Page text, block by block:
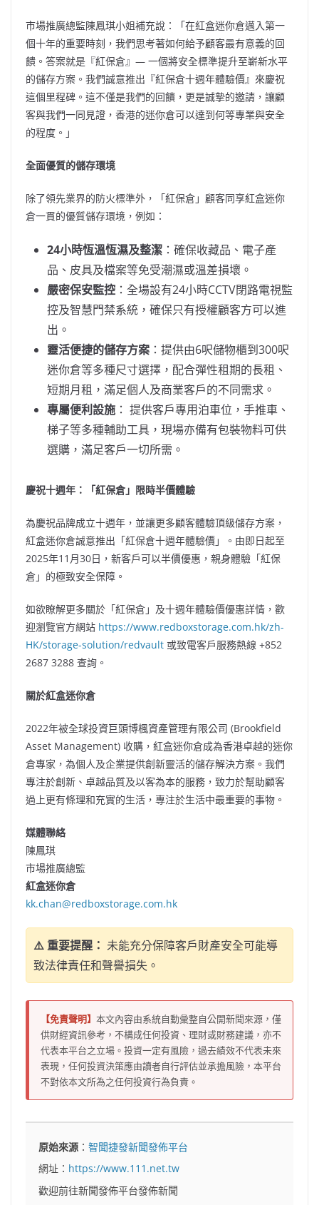
市場推廣總監陳鳳琪小姐補充說：「在紅盒迷你倉邁入第一
個十年的重要時刻，我們思考著如何給予顧客最有意義的回
饋。答案就是『紅保倉』— 一個將安全標準提升至嶄新水平
的儲存方案。我們誠意推出『紅保倉十週年體驗價』來慶祝
這個里程碑。這不僅是我們的回饋，更是誠摯的邀請，讓顧
客與我們一同見證，香港的迷你倉可以達到何等專業與安全
的程度。」
全面優質的儲存環境
除了領先業界的防火標準外，「紅保倉」顧客同享紅盒迷你
倉一貫的優質儲存環境，例如：
24小時恆溫恆濕及整潔 ：確保收藏品、電子產
品、皮具及檔案等免受潮濕或溫差損壞。
嚴密保安監控 ：全場設有24小時CCTV閉路電視監
控及智慧門禁系統，確保只有授權顧客方可以進
出。
靈活便捷的儲存方案 ：提供由6呎儲物櫃到300呎
迷你倉等多種尺寸選擇，配合彈性租期的長租、
短期月租，滿足個人及商業客戶的不同需求。
專屬便利設施 ： 提供客戶專用泊車位，手推車、
梯子等多種輔助工具，現場亦備有包裝物料可供
選購，滿足客戶一切所需。
慶祝十週年：「紅保倉」限時半價體驗
為慶祝品牌成立十週年，並讓更多顧客體驗頂級儲存方案，
紅盒迷你倉誠意推出「紅保倉十週年體驗價」。 由即日起至
2025年11月30日 ，新客戶可以半價優惠，親身體驗「紅保
倉」的極致安全保障。
如欲瞭解更多關於「紅保倉」及十週年體驗價優惠詳情，歡
迎瀏覽官方網站 https://www.redboxstorage.com.hk/zh-
HK/storage-solution/redvault 或致電客戶服務熱線 +852
2687 3288 查詢。
關於紅盒迷你倉
2022年被全球投資巨頭博楓資產管理有限公司 (Brookfield
Asset Management) 收購，紅盒迷你倉成為香港卓越的迷你
倉專家，為個人及企業提供創新靈活的儲存解決方案。我們
專注於創新、卓越品質及以客為本的服務，致力於幫助顧客
過上更有條理和充實的生活，專注於生活中最重要的事物。
媒體聯絡
陳鳳琪
市場推廣總監
紅盒迷你倉
kk.chan@redboxstorage.com.hk
⚠️ 重要提醒： 未能充分保障客戶財產安全可能導
致法律責任和聲譽損失。
【免責聲明】 本文內容由系統自動彙整自公開新聞來源，僅
供財經資訊參考，不構成任何投資、理財或財務建議，亦不
代表本平台之立場。投資一定有風險，過去績效不代表未來
表現，任何投資決策應由讀者自行評估並承擔風險，本平台
不對依本文所為之任何投資行為負責。
原始來源 ：智聞捷發新聞發佈平台
網址： https://www.111.net.tw
歡迎前往新聞發佈平台發佈新聞